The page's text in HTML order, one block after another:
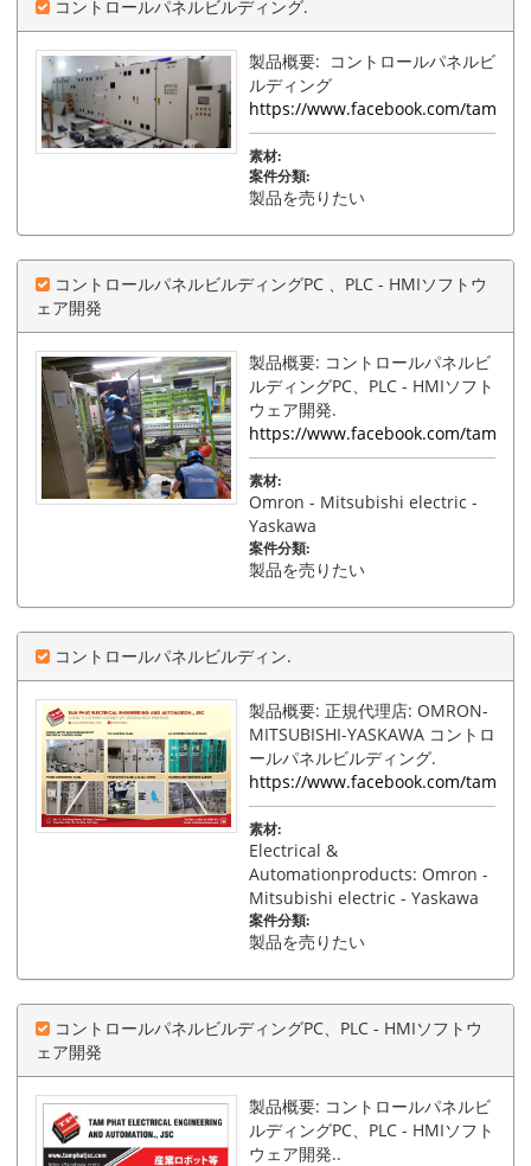
コントロールパネルビルディング.
製品概要: コントロールパネルビ
ルディング
https://www.facebook.com/
素材:
案件分類:
製品を売りたい
コントロールパネルビルディングPC 、PLC - HMIソフトウ
ェア開発
製品概要: コントロールパネルビ
ルディングPC、PLC - HMIソフト
ウェア開発.
https://www.facebook.com/
素材:
Omron - Mitsubishi electric -
Yaskawa
案件分類:
製品を売りたい
コントロールパネルビルディン.
製品概要: 正規代理店: OMRON-
MITSUBISHI-YASKAWA コントロ
ールパネルビルディング.
https://www.facebook.com/
素材:
Electrical &
Automationproducts: Omron -
Mitsubishi electric - Yaskawa
案件分類:
製品を売りたい
コントロールパネルビルディングPC、PLC - HMIソフトウ
ェア開発
製品概要: コントロールパネルビ
ルディングPC、PLC - HMIソフト
ウェア開発..